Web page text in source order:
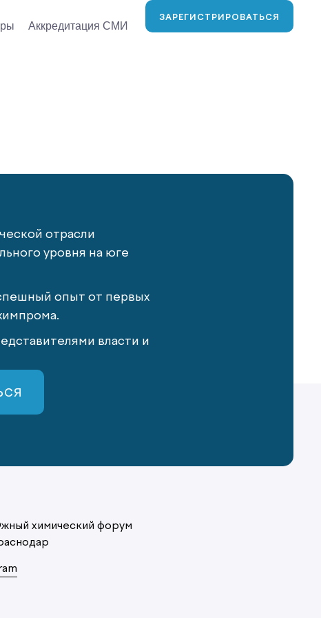
Аккредитация СМИ
ЗАРЕГИСТРИРОВАТЬСЯ
отрасли
уровня на юге
опыт от первых
власти и
химический форум